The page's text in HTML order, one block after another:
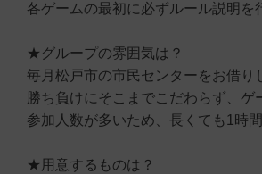
各ゲームの最初に必ずルール説明
★グループの雰囲気は？
毎月松戸市の市民センターをお借
勝ち負けにそこまでこだわらず、
参加人数が多いため、長くても1時
★用意するものは？